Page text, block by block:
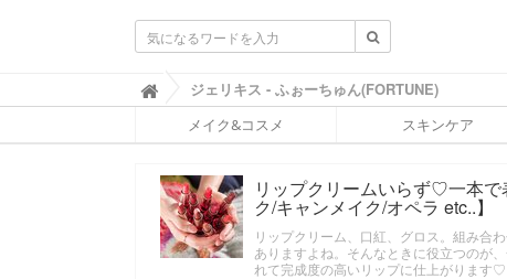
ふ
ぉ
ち
ん
(
F
O
ジェリキス - ふぉーちゅん(FORTUNE)
メイク&コスメ スキンケア
リップクリームいらず♡一本
ク/キャンメイク/オペラ etc..】
リップクリーム、口紅、グロス。組み合
ありますよね。そんなときに役立つのが
れて完成度の高いリップに仕上がります